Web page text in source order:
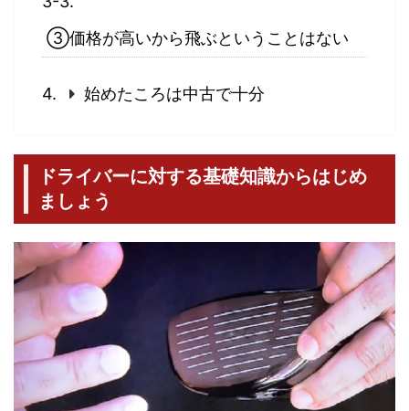
③価格が高いから飛ぶということはない
始めたころは中古で十分
ドライバーに対する基礎知識からはじめ
ましょう